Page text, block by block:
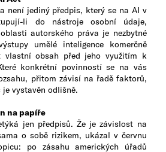
není jediný předpis, který se na AI v
li do nástroje osobní údaje,
autorského práva je nezbytné
umělé inteligence komerčně
obsah před jeho využitím k
konkrétní povinností se na vás
přitom závisí na řadě faktorů,
vystavěn odlišně.
na papíře
jen předpisů. Že je závislost na
o sobě rizikem, ukázal v červnu
po zásahu amerických úřadů